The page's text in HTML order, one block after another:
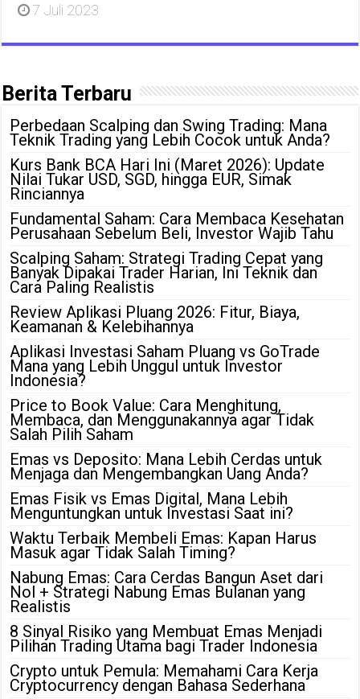
7 Juli 2023
Berita Terbaru
Perbedaan Scalping dan Swing Trading: Mana
Teknik Trading yang Lebih Cocok untuk Anda?
Kurs Bank BCA Hari Ini (Maret 2026): Update
Nilai Tukar USD, SGD, hingga EUR, Simak
Rinciannya
Fundamental Saham: Cara Membaca Kesehatan
Perusahaan Sebelum Beli, Investor Wajib Tahu
Scalping Saham: Strategi Trading Cepat yang
Banyak Dipakai Trader Harian, Ini Teknik dan
Cara Paling Realistis
Review Aplikasi Pluang 2026: Fitur, Biaya,
Keamanan & Kelebihannya
Aplikasi Investasi Saham Pluang vs GoTrade
Mana yang Lebih Unggul untuk Investor
Indonesia?
Price to Book Value: Cara Menghitung,
Membaca, dan Menggunakannya agar Tidak
Salah Pilih Saham
Emas vs Deposito: Mana Lebih Cerdas untuk
Menjaga dan Mengembangkan Uang Anda?
Emas Fisik vs Emas Digital, Mana Lebih
Menguntungkan untuk Investasi Saat ini?
Waktu Terbaik Membeli Emas: Kapan Harus
Masuk agar Tidak Salah Timing?
Nabung Emas: Cara Cerdas Bangun Aset dari
Nol + Strategi Nabung Emas Bulanan yang
Realistis
8 Sinyal Risiko yang Membuat Emas Menjadi
Pilihan Trading Utama bagi Trader Indonesia
Crypto untuk Pemula: Memahami Cara Kerja
Cryptocurrency dengan Bahasa Sederhana